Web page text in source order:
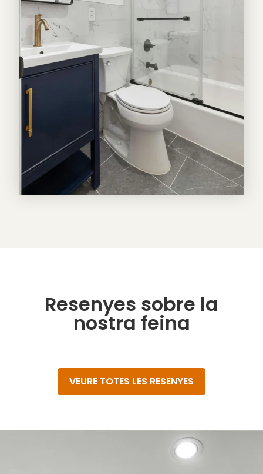
Resenyes sobre la
nostra feina
VEURE TOTES LES RESENYES